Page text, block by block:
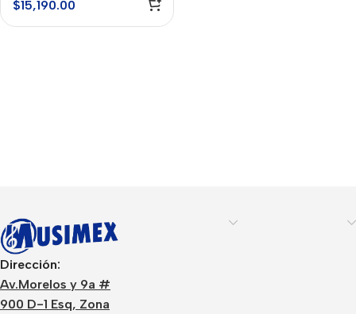
$15,190.00
Dirección:
Av.Morelos y 9a #
900 D-1 Esq, Zona